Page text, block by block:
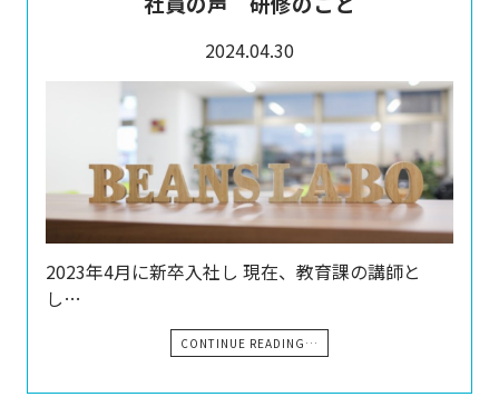
2024.04.30
2023年4月に新卒入社し 現在、教育課の講師と
し…
CONTINUE READING…